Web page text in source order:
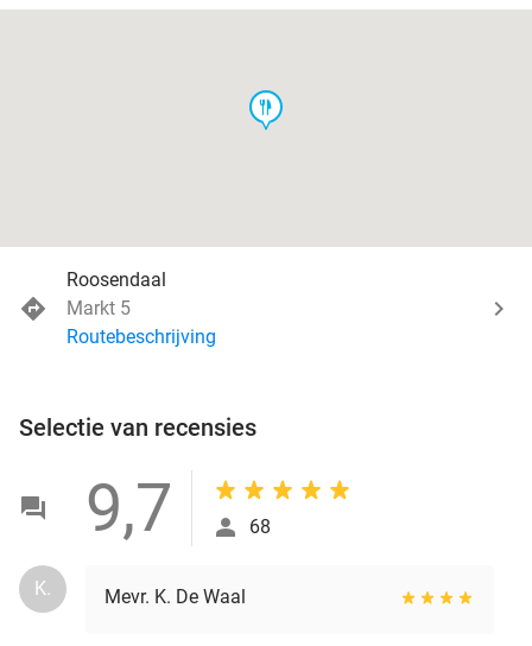
food
Roosendaal
Markt 5
Routebeschrijving
Selectie van recensies
9,7 68
K. Mevr. K. De Waal